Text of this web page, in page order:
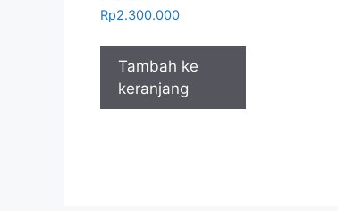
Rp2.300.000
Tambah ke
keranjang